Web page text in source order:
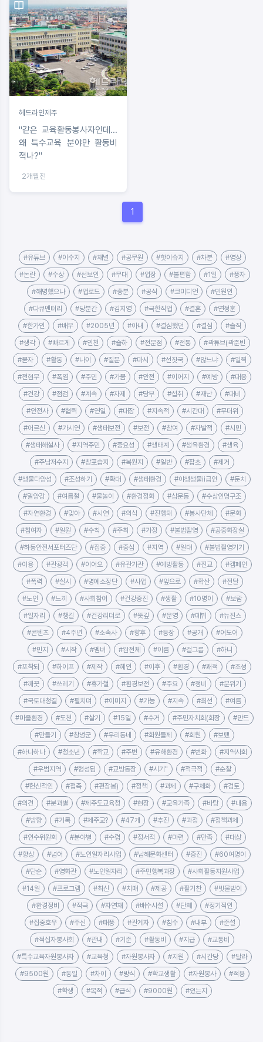
헤드라인제주
"같은 교육활동봉사자인데...
왜 특수교육 분야만 활동비
적나?"
2개월전
1
#유튜브 #이수지 #채널 #공무원 #핫이슈지 #차분 #영상
#논란 #수상 #선보인 #무대 #입장 #불편함 #1일 #풍자
#해명했으나 #업로드 #충분 #공식 #코미디언 #민원인
#다큐멘터리 #당분간 #김지영 #극한직업 #결혼 #연정훈
#한가인 #배우 #2005년 #아내 #결심했던 #결심 #솔직
#생각 #빠르게 #인천 #슬하 #전문점 #전통 #곽튜브(곽준빈
#묻자 #활동 #나이 #질문 #마시 #선짓국 #않느냐 #일찍
#전현무 #폭염 #주민 #가뭄 #안전 #이어지 #예방 #대응
#건강 #점검 #계속 #자제 #당부 #섭취 #재난 #대비
#안전사 #협력 #연일 #대장 #지속적 #시간대 #무더위
#어르신 #가시연 #생태보전 #보전 #참여 #자발적 #시민
#생태해설사 #지역주민 #중요성 #생태계 #생육환경 #생육
#주남저수지 #창포습지 #복원지 #일반 #잡초 #제거
#생물다양성 #조성하기 #확대 #생태환경 #야생생물ⅱ급인 #둔치
#밀양강 #여름철 #물놀이 #환경정화 #삼문동 #수상인명구조
#자연환경 #맞아 #시연 #의식 #진행돼 #봉사단체 #문화
#참여자 #일원 #수칙 #주최 #가정 #불법촬영 #공중화장실
#하동안전서포터즈단 #집중 #중심 #지역 #일대 #불법촬영기기
#이용 #관광객 #이어오 #유관기관 #예방활동 #진교 #캠페인
#폭력 #실시 #명예소장단 #사업 #앞으로 #확산 #전달
#노인 #느끼 #사회참여 #건강증진 #생활 #10명이 #보람
#일자리 #챙길 #건강리더로 #뜻깊 #운영 #데뷔 #뉴진스
#콘텐츠 #4주년 #소속사 #향후 #등장 #공개 #어도어
#민지 #시작 #멤버 #완전체 #이름 #걸그룹 #하니
#포착되 #하이프 #제작 #혜인 #이후 #환경 #쾌적 #조성
#깨끗 #쓰레기 #휴가철 #환경보전 #주요 #정비 #분위기
#국토대청결 #펼치며 #이미지 #가능 #지속 #최선 #여름
#마을환경 #도천 #살기 #15일 #수거 #주민자치회(회장 #만드
#만들기 #창녕군 #우리동네 #회원들께 #회원 #보탰
#하나하나 #청소년 #학교 #주변 #유해환경 #번화 #지역사회
#우범지역 #형성됨 #교방동장 #시기" #적극적 #순찰
#헌신적인 #접촉 #편장봉) #정책 #과제 #구체화 #검토
#의견 #분과별 #제주도교육청 #현장 #교육가족 #바탕 #내용
#방향 #기록 #제주교? #47개 #추진 #과정 #정책과제
#인수위원회 #분야별 #수렴 #정서적 #마련 #만족 #대상
#향상 #넘어 #노인일자리사업 #남해문화센터 #증진 #60여명이
#단순 #영화관 #노인일자리 #주민행복과장 #사회활동지원사업
#14일 #프로그램 #최신 #치매 #제공 #활기찬 #빗물받이
#환경정비 #적극 #자연재 #배수시설 #단체 #정기적인
#집중호우 #주신 #태풍 #관계자 #침수 #내부 #준설
#적십자봉사회 #관내 #기준 #활동비 #지급 #교통비
#특수교육자원봉사자 #교육청 #자원봉사자 #지원 #시간당 #달라
#9500원 #동일 #차이 #방식 #학교생활 #자원봉사 #적용
#학생 #목적 #급식 #9000원 #있는지